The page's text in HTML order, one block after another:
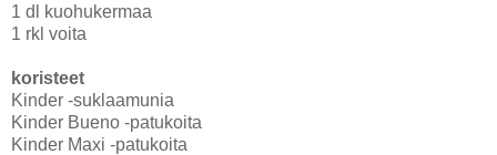
1 dl kuohukermaa
1 rkl voita
koristeet
Kinder -suklaamunia
Kinder Bueno -patukoita
Kinder Maxi -patukoita